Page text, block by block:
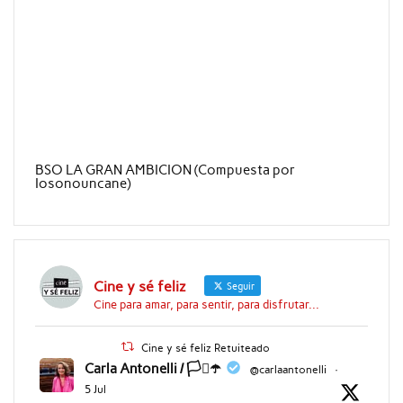
BSO LA GRAN AMBICION (Compuesta por
Iosonouncane)
Cine y sé feliz Seguir
Cine para amar, para sentir, para disfrutar...
Cine y sé feliz Retuiteado
Carla Antonelli / 🏳️‍⚧️☂️ @carlaantonelli
·
5 Jul